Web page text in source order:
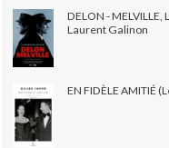
DELON - MELVILLE,
Laurent Galinon
EN FIDÈLE AMITIÉ